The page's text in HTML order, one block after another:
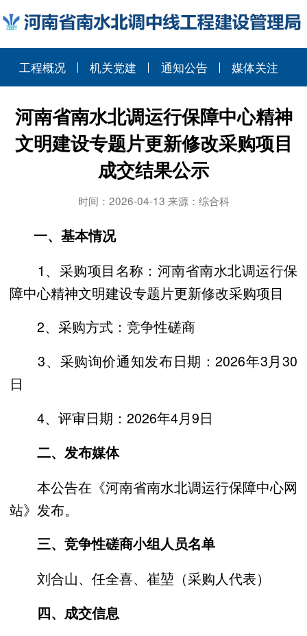
工程概况 机关党建 通知公告 媒体关注
河南省南水北调运行保障中心精神
文明建设专题片更新修改采购项目
成交结果公示
时间：2026-04-13 来源：综合科
一、基本情况
1、采购项目名称：河南省南水北调运行保
障中心精神文明建设专题片更新修改采购项目
2、采购方式：竞争性磋商
3、采购询价通知发布日期：2026年3月30
日
4、评审日期：2026年4月9日
二、发布媒体
本公告在《河南省南水北调运行保障中心网
站》发布。
三、竞争性磋商小组人员名单
刘合山、任全喜、崔堃（采购人代表）
四、成交信息